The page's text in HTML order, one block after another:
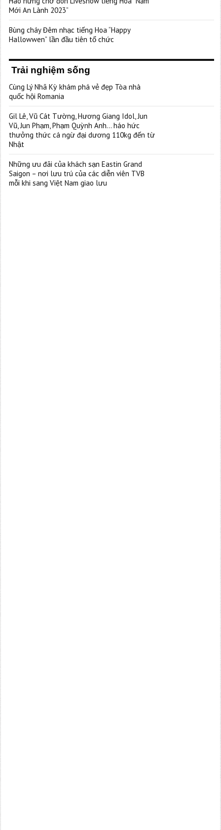
Mới An Lành 2023”
Bùng cháy Đêm nhạc tiếng Hoa “Happy
Hallowwen” lần đầu tiên tổ chức
Trải nghiệm sống
Cùng Lý Nhã Kỳ khám phá vẻ đẹp Tòa nhà
quốc hội Romania
Gil Lê, Vũ Cát Tường, Hương Giang Idol, Jun
Vũ, Jun Phạm, Phạm Quỳnh Anh… háo hức
thưởng thức cá ngừ đại dương 110kg đến từ
Nhật
Những ưu đãi của khách sạn Eastin Grand
Saigon – nơi lưu trú của các diễn viên TVB
mỗi khi sang Việt Nam giao lưu